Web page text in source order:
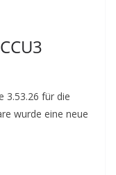
3.53.26 für die
wurde eine neue